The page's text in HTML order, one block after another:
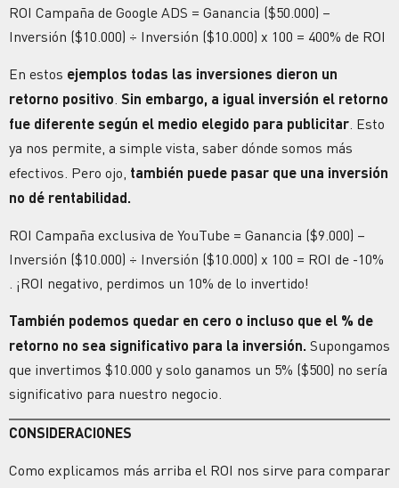
ROI Campaña de Google ADS = Ganancia ($50.000) –
Inversión ($10.000) ÷ Inversión ($10.000) x 100 = 400% de ROI
En estos ejemplos todas las inversiones dieron un
retorno positivo. Sin embargo, a igual inversión el retorno
fue diferente según el medio elegido para publicitar. Esto
ya nos permite, a simple vista, saber dónde somos más
efectivos. Pero ojo, también puede pasar que una inversión
no dé rentabilidad.
ROI Campaña exclusiva de YouTube = Ganancia ($9.000) –
Inversión ($10.000) ÷ Inversión ($10.000) x 100 = ROI de -10%
. ¡ROI negativo, perdimos un 10% de lo invertido!
También podemos quedar en cero o incluso que el % de
retorno no sea significativo para la inversión. Supongamos
que invertimos $10.000 y solo ganamos un 5% ($500) no sería
significativo para nuestro negocio.
CONSIDERACIONES
Como explicamos más arriba el ROI nos sirve para comparar